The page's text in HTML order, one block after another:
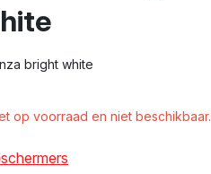
bright white
op voorraad en niet beschikbaar.